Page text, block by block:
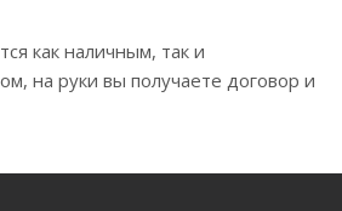
как наличным, так и
на руки вы получаете договор и